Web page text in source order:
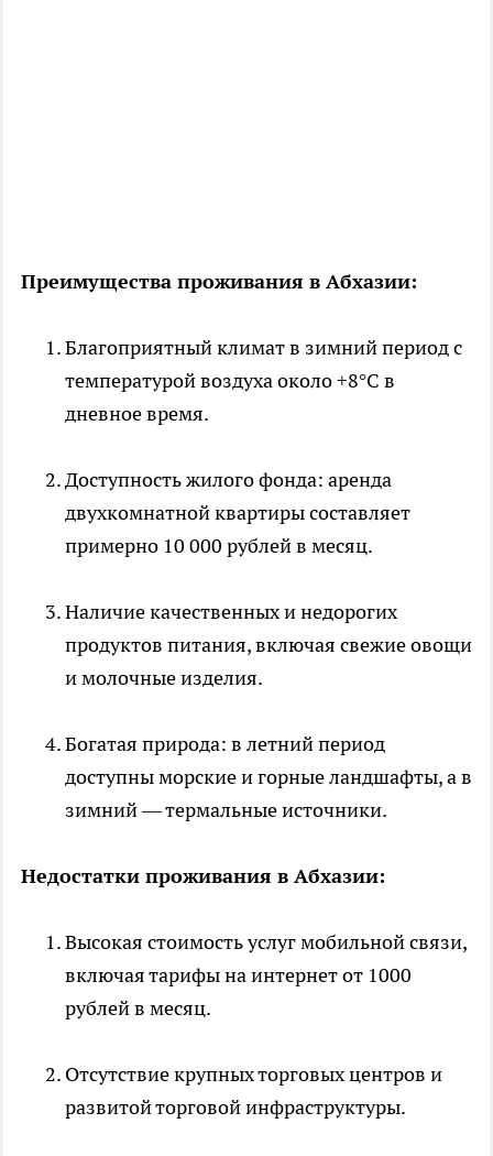
Преимущества проживания в Абхазии:
Благоприятный климат в зимний период с
температурой воздуха около +8°C в
дневное время.
Доступность жилого фонда: аренда
двухкомнатной квартиры составляет
примерно 10 000 рублей в месяц.
Наличие качественных и недорогих
продуктов питания, включая свежие овощи
и молочные изделия.
Богатая природа: в летний период
доступны морские и горные ландшафты, а в
зимний — термальные источники.
Недостатки проживания в Абхазии:
Высокая стоимость услуг мобильной связи,
включая тарифы на интернет от 1000
рублей в месяц.
Отсутствие крупных торговых центров и
развитой торговой инфраструктуры.